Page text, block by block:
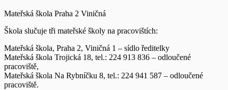
Mateřská škola Praha 2 Viničná
Škola slučuje tři mateřské školy na pracovištích:
Mateřská škola, Praha 2, Viničná 1 – sídlo ředitelky
Mateřská škola Trojická 18, tel.: 224 913 836 – odloučené
pracoviště,
Mateřská škola Na Rybníčku 8, tel.: 224 941 587 – odloučené
pracoviště.